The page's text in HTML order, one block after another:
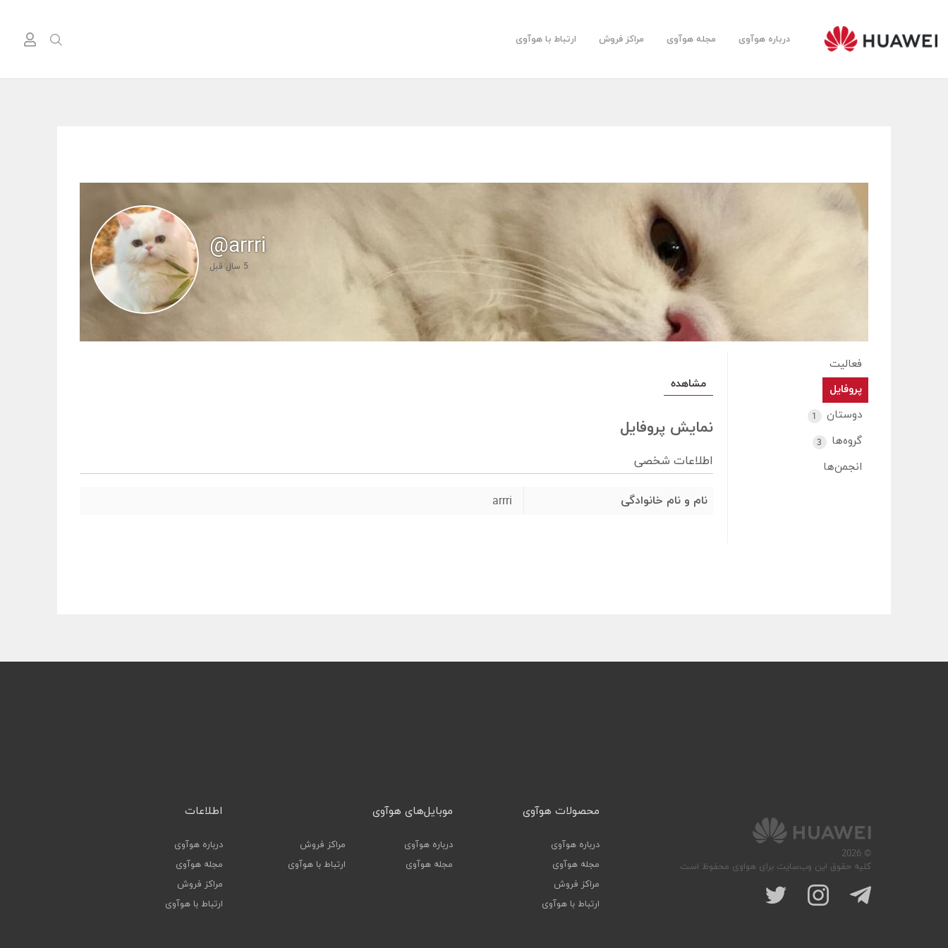
درباره هوآوی مجله هوآوی مراکز فروش ارتباط با هوآوی
@arrri
5 سال قبل
فعالیت
پروفایل
دوستان
1
گروه‌ها 3
انجمن‌ها
مشاهده
نمایش پروفایل
اطلاعات شخصی
نام و نام خانوادگی arrri
© 2026
کلیه حقوق این وب‌سایت برای هواوی محفوظ است
محصولات هوآوی
درباره هوآوی
مجله هوآوی
مراکز فروش
ارتباط با هوآوی
موبایل‌های هوآوی
درباره هوآوی
مجله هوآوی
مراکز فروش
ارتباط با هوآوی
اطلاعات
درباره هوآوی
مجله هوآوی
مراکز فروش
ارتباط با هوآوی